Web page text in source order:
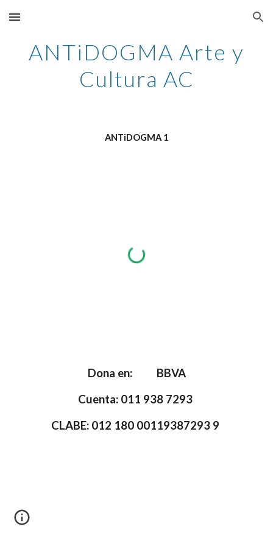
Skip to main content Skip to navigation
ANTiDOGMA Arte y
Cultura AC
ANTiDOGMA 1
Dona en: BBVA
Cuenta: 011 938 7293
CLABE: 012 180 00119387293 9